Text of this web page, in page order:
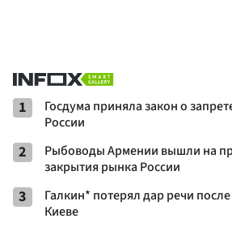
1
Госдума приняла закон о
России
2
Рыбоводы Армении вышли на
закрытия рынка России
3
Галкин* потерял дар речи
Киеве